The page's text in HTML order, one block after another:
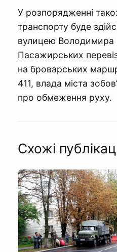
У розпорядженні
транспорту буде
вулицею Володимира
Пасажирських
на броварських
411, влада міста
про обмеження руху.
Схожі